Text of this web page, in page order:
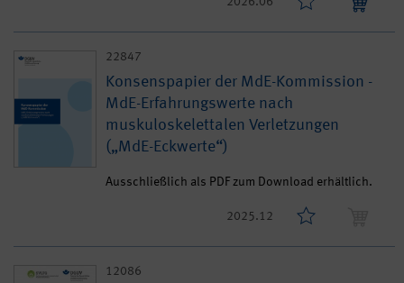
22847
Konsenspapier der MdE-Kommission -
MdE-Erfahrungswerte nach
muskuloskelettalen Verletzungen
(„MdE-Eckwerte“)
Ausschließlich als PDF zum Download erhältlich.
2025.12
12086